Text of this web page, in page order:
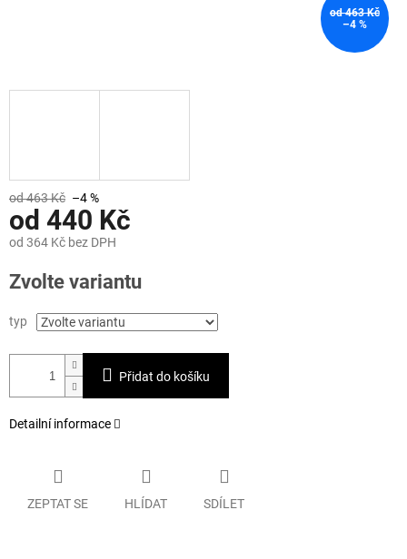
od 463 Kč
–4 %
od 463 Kč –4 %
od 440 Kč
od 364 Kč bez DPH
cena:
Zvolte variantu
typ
Přidat do košíku
Detailní informace
ZEPTAT SE HLÍDAT SDÍLET